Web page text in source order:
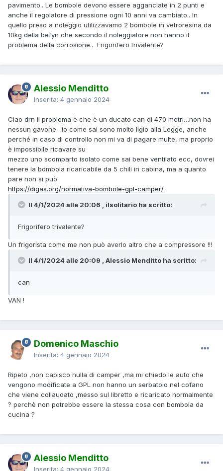
pavimento.. Le bombole devono essere agganciate in 2 punti e
anche il regolatore di pressione ogni 10 anni va cambiato.. In
quello preso a noleggio utilizzavamo 2 bombole in vetroresina da
10kg della befyn che secondo il noleggiatore non hanno il
problema della corrosione.. Frigorifero trivalente?
Alessio Menditto
Inserita: 4 gennaio 2024
Ciao drn il problema è che è un ducato can di 470 metri…non ha
nessun gavone…io come sai sono molto ligio alla Legge, anche
perché in caso di controllo non mi va di pagare multe, ma proprio
è impossibile ricavare su
mezzo uno scomparto isolato come sai bene ventilato ecc, dovrei
tenere la bombola ricaricabile da 5 chili in cabina, ma a quanto
pare non si può.
https://digas.org/normativa-bombole-gpl-camper/
Il 4/1/2024 alle 20:06 , ilsolitario ha scritto:
Frigorifero trivalente?
Un frigorista come me non può averlo altro che a compressore !!!
Il 4/1/2024 alle 20:09 , Alessio Menditto ha scritto:
can
VAN !
Domenico Maschio
Inserita: 4 gennaio 2024
Ripeto ,non capisco nulla di camper ,ma mi chiedo le auto che
vengono modificate a GPL non hanno un serbatoio nel cofano
che viene collaudato ,messo sul libretto e ricaricato normalmente
? perchè non potrebbe essere la stessa cosa con bombola da
cucina ?
Alessio Menditto
Inserita: 4 gennaio 2024